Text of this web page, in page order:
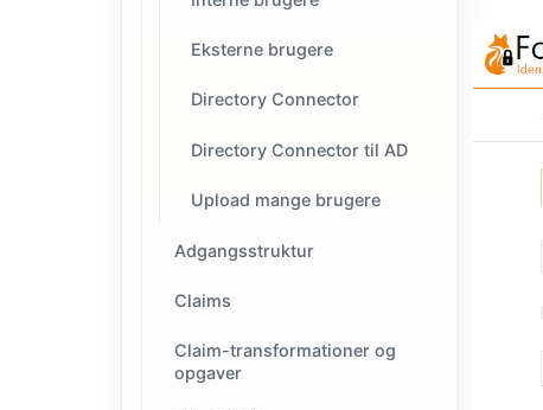
Eksterne brugere
Directory Connector
Directory Connector til AD
Upload mange brugere
Adgangsstruktur
Claims
Claim-transformationer og
opgaver